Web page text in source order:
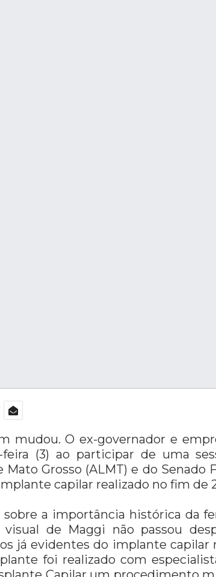
mudou. O ex-governador e
(3) ao participar de uma
Grosso (ALMT) e do Senado
capilar realizado no fim de
a importância histórica da
de Maggi não passou
já evidentes do implante capilar
foi realizado com